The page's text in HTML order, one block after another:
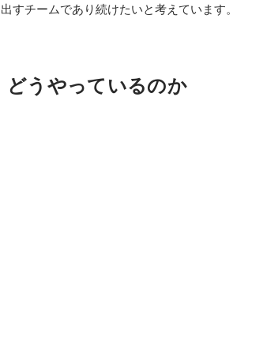
出すチームであり続けたいと考えています。
どうやっているのか